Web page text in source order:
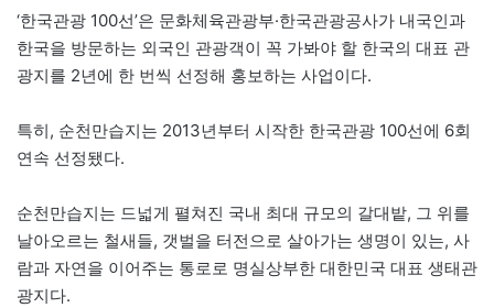
‘한국관광 100선’은 문화체육관광부·한국관광공사가 내국인과
한국을 방문하는 외국인 관광객이 꼭 가봐야 할 한국의 대표 관
광지를 2년에 한 번씩 선정해 홍보하는 사업이다.
특히, 순천만습지는 2013년부터 시작한 한국관광 100선에 6회
연속 선정됐다.
순천만습지는 드넓게 펼쳐진 국내 최대 규모의 갈대밭, 그 위를
날아오르는 철새들, 갯벌을 터전으로 살아가는 생명이 있는, 사
람과 자연을 이어주는 통로로 명실상부한 대한민국 대표 생태관
광지다.